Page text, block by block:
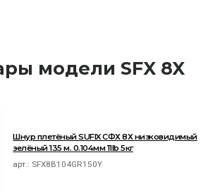
модели SFX 8X
Шнур плетёный SUFIX СФХ 8Х низковидимый
зелёный 135 м. 0.104мм 11lb 5кг
арт.: SFX8B104GR150Y